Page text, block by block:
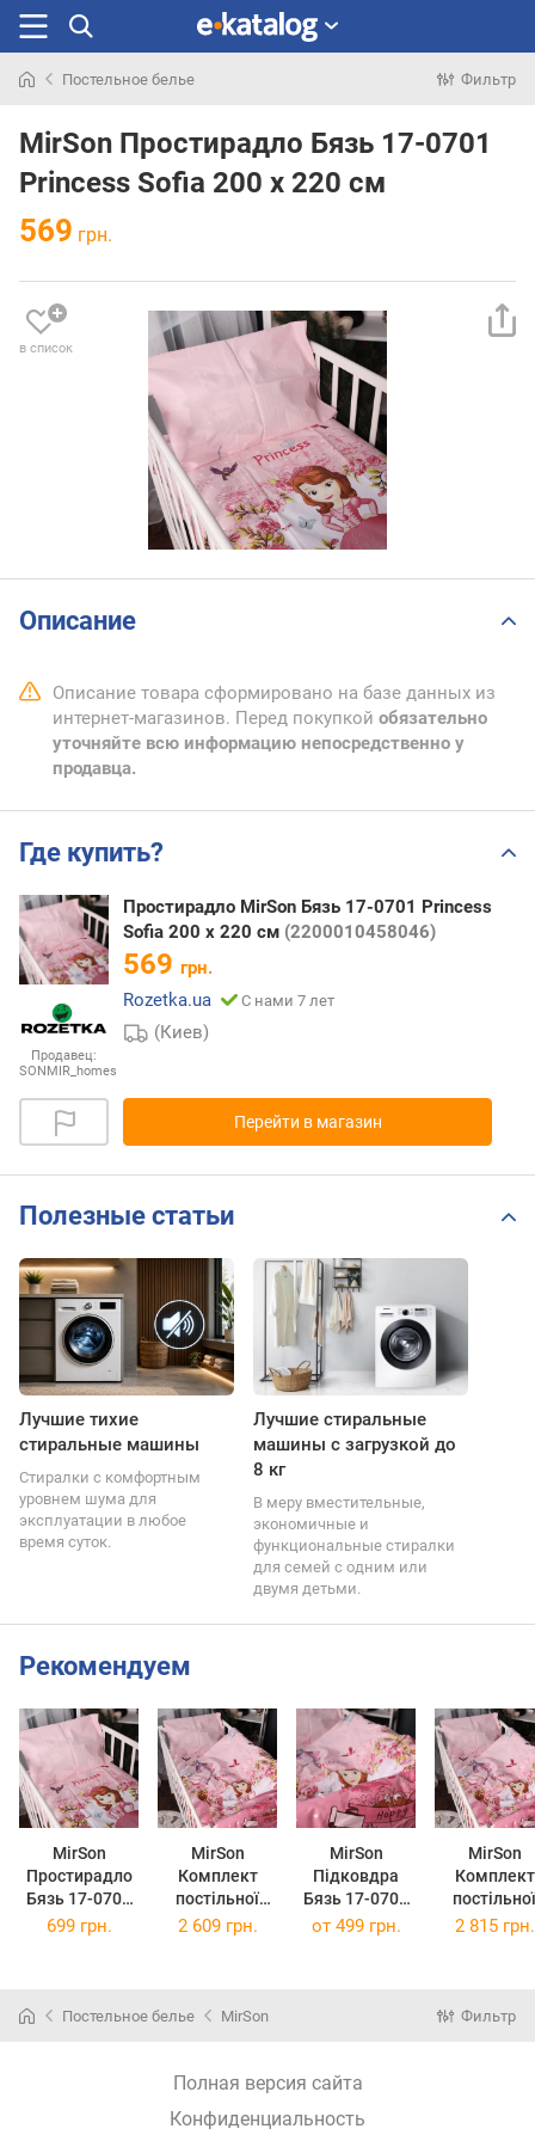
раньше
Постельное белье Фильтр
MirSon Простирадло Бязь 17-0701
Princess Sofia 200 х 220 см
569 грн.
в список
Описание
Описание товара сформировано на базе данных из
интернет-магазинов. Перед покупкой обязательно
уточняйте всю информацию непосредственно у
продавца.
Где купить?
Продавец:
SONMIR_homes
Простирадло MirSon Бязь 17-0701 Princess
Sofia 200 х 220 см (2200010458046)
569 грн.
Rozetka.ua
С нами 7 лет
(Киев)
Перейти в магазин
Полезные статьи
Лучшие тихие
стиральные машины
Стиралки с комфортным
уровнем шума для
эксплуатации в любое
время суток.
Лучшие стиральные
машины с загрузкой до
8 кг
В меру вместительные,
экономичные и
функциональные стиралки
для семей с одним или
двумя детьми.
Рекомендуем
MirSon
Простирадло
Бязь 17-0701
Princess Sofia
MirSon
Комплект
постільної
білизни
2x143x210 см
MirSon
Підковдра
Бязь 17-0701
Princess Sofia
MirSon
Комплект
постільної
білизни
2x160x220
699 грн. 2 609 грн. от 499 грн. 2 815 грн.
Постельное белье MirSon Фильтр
Полная версия сайта
Конфиденциальность